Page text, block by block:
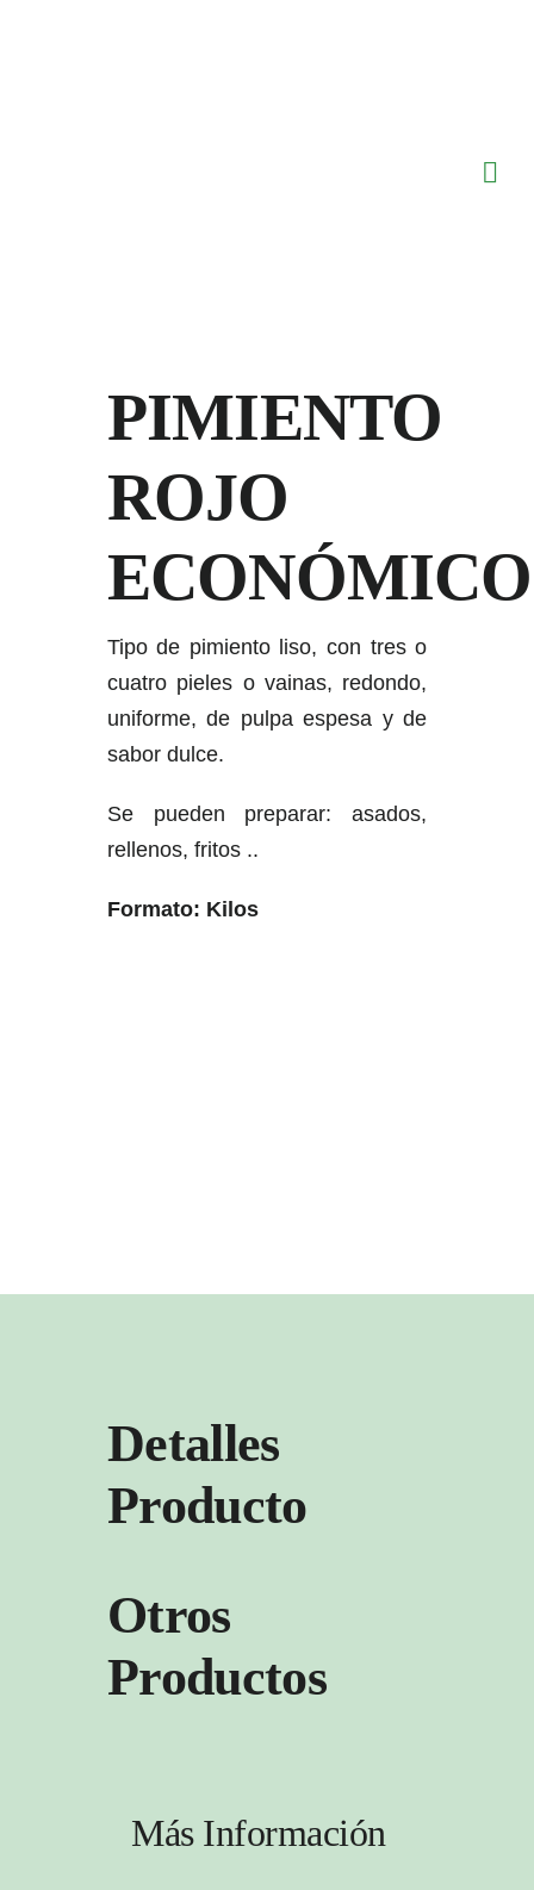
PIMIENTO
ROJO
ECONÓMICO
Tipo de pimiento liso, con tres o
cuatro pieles o vainas, redondo,
uniforme, de pulpa espesa y de
sabor dulce.
Se pueden preparar: asados,
rellenos, fritos ..
Formato: Kilos
Detalles
Producto
Otros
Productos
Más Información